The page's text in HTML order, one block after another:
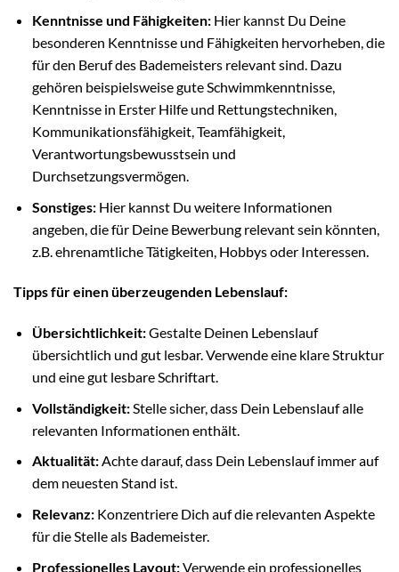
Kenntnisse und Fähigkeiten:Hier kannst Du Deine
besonderen Kenntnisse und Fähigkeiten hervorheben, die
für den Beruf des Bademeisters relevant sind. Dazu
gehören beispielsweise gute Schwimmkenntnisse,
Kenntnisse in Erster Hilfe und Rettungstechniken,
Kommunikationsfähigkeit, Teamfähigkeit,
Verantwortungsbewusstsein und
Durchsetzungsvermögen.
Sonstiges:Hier kannst Du weitere Informationen
angeben, die für Deine Bewerbung relevant sein könnten,
z.B. ehrenamtliche Tätigkeiten, Hobbys oder Interessen.
Tipps für einen überzeugenden Lebenslauf:
Übersichtlichkeit:Gestalte Deinen Lebenslauf
übersichtlich und gut lesbar. Verwende eine klare Struktur
und eine gut lesbare Schriftart.
Vollständigkeit:Stelle sicher, dass Dein Lebenslauf alle
relevanten Informationen enthält.
Aktualität:Achte darauf, dass Dein Lebenslauf immer auf
dem neuesten Stand ist.
Relevanz:Konzentriere Dich auf die relevanten Aspekte
für die Stelle als Bademeister.
Professionelles Layout:Verwende ein professionelles